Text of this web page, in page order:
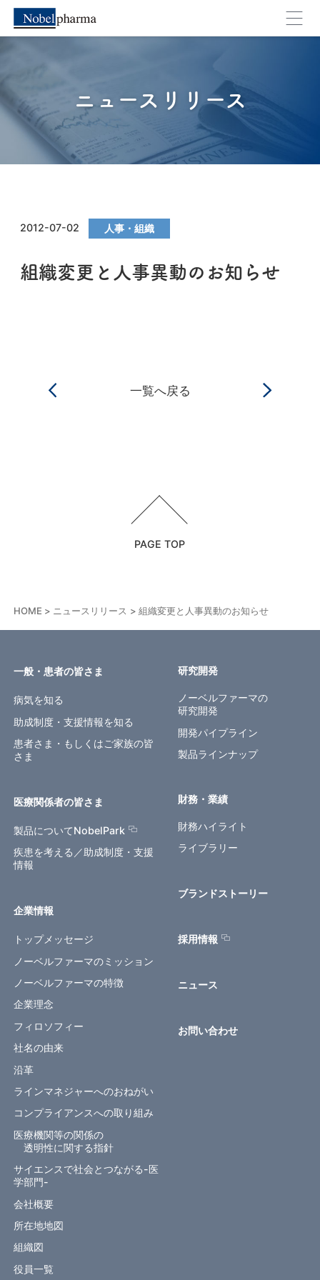
ニュースリリース
2012-07-02 人事・組織
組織変更と人事異動のお知らせ
一覧へ戻る
PAGE TOP
HOME ニュースリリース 組織変更と人事異動のお知らせ
一般・患者の皆さま
病気を知る
助成制度・支援情報を知る
患者さま・もしくはご家族の皆
さま
医療関係者の皆さま
製品についてNobelPark
疾患を考える／助成制度・支援
情報
企業情報
トップメッセージ
ノーベルファーマのミッション
ノーベルファーマの特徴
企業理念
フィロソフィー
社名の由来
沿革
ラインマネジャーへのおねがい
コンプライアンスへの取り組み
医療機関等の関係の
透明性に関する指針
サイエンスで社会とつながる-医
学部門-
会社概要
所在地地図
組織図
役員一覧
研究開発
ノーベルファーマの
研究開発
開発パイプライン
製品ラインナップ
財務・業績
財務ハイライト
ライブラリー
ブランドストーリー
採用情報
ニュース
お問い合わせ